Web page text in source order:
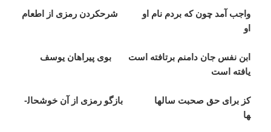
واجب آمد چون که بردم نام او شرح­کردن رمزی از اطعام
او
ابن نفس جان دامنم برتافته است بوی پیراهان یوسف
یافته است
کز برای حق صحبت سال­ها بازگو رمزی از آن خوشحال­
ها